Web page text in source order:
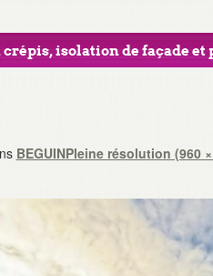
isolation de façade et
BEGUINPleine résolution (960